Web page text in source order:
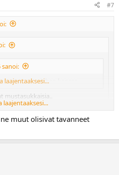
#7
sanoi:
miehen kanssa
laajentaaksesi...
laajentaaksesi...
erikseen, Johu, erikseen.
laajentaaksesi...
muut olisivat tavanneet